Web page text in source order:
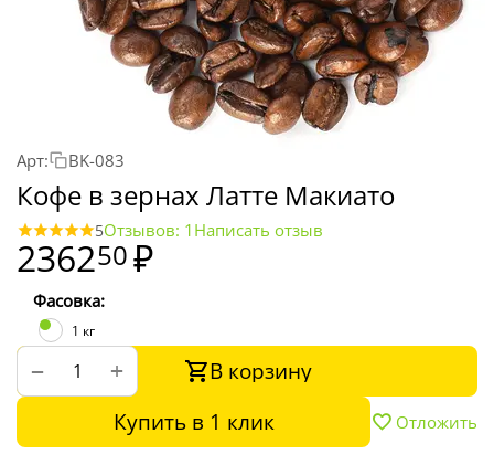
Арт: BK-083
Кофе в зернах Латте Макиато
5Отзывов: 1 Написать отзыв
236250₽
Фасовка:
1 кг
+
−
В корзину
Купить в 1 клик
Отложить